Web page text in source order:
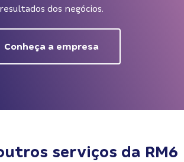
resultados dos negócios.
Conheça a empresa
serviços da RM6